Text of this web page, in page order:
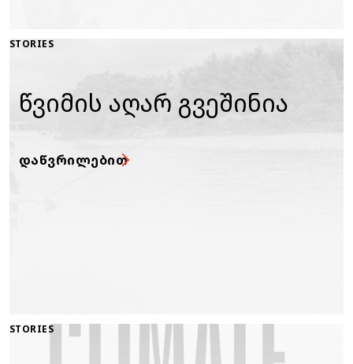
STORIES
წვიმის აღარ გვეშინია
ᲓᲐᲬᲕᲠᲘᲚᲔᲑᲘᲗ
STORIES